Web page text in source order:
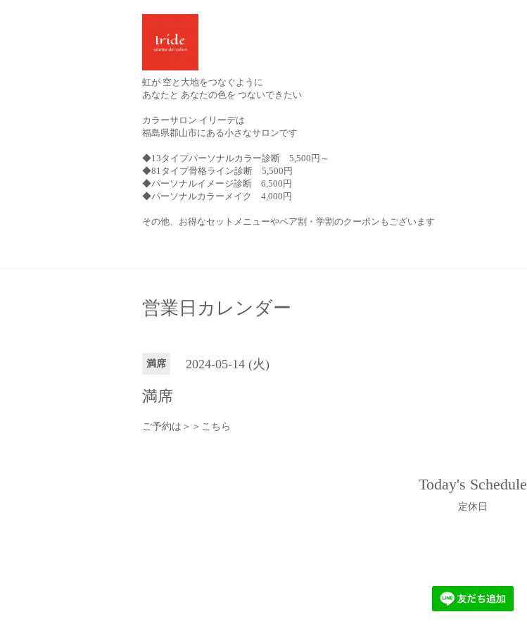
虹が 空と大地をつなぐように
あなたと あなたの色を つないできたい
カラーサロン イリーデは
福島県郡山市にある小さなサロンです
◆13タイプパーソナルカラー診断 5,500円～
◆81タイプ骨格ライン診断 5,500円
◆パーソナルイメージ診断 6,500円
◆パーソナルカラーメイク 4,000円
その他、お得なセットメニューやペア割・学割のクーポンもございます
営業日カレンダー
満席 2024-05-14 (火)
満席
ご予約は＞＞ こちら
Today's Schedule
定休日